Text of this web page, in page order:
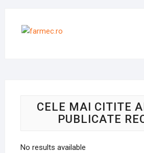
CELE MAI CITITE
PUBLICATE
No results available